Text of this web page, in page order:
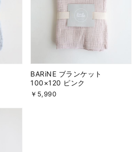
BARiNE ブランケット
100×120 ピンク
￥5,990